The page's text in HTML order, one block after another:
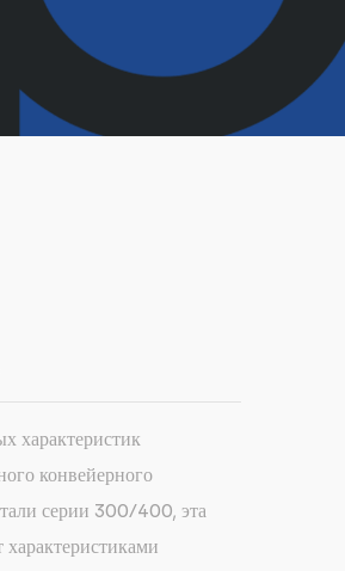
характеристик
конвейерного
серии 300/400, эта